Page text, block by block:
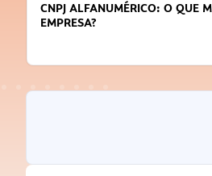
DICAS PARA OBTER CRÉDITO